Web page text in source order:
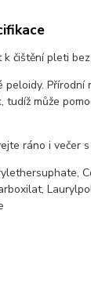
k čištění pleti
peloidy.
tudíž může
ráno i večer